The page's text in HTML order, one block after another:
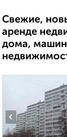
Свежие,
аренде
дома,
‹